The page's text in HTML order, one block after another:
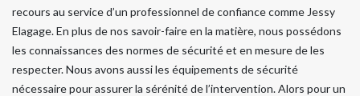
recours au service d’un professionnel de confiance comme Jessy
Elagage. En plus de nos savoir-faire en la matière, nous possédons
les connaissances des normes de sécurité et en mesure de les
respecter. Nous avons aussi les équipements de sécurité
nécessaire pour assurer la sérénité de l’intervention. Alors pour un